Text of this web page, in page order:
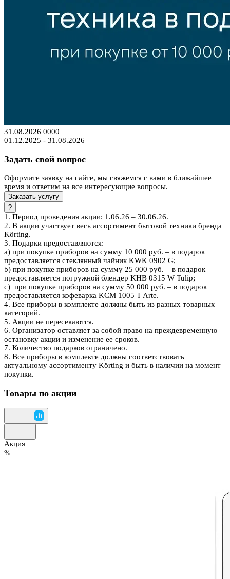
31.08.2026 0000
01.12.2025 - 31.08.2026
Задать свой вопрос
Оформите заявку на сайте, мы свяжемся с вами в ближайшее
время и ответим на все интересующие вопросы.
Заказать услугу
?
1. Период проведения акции: 1.06.26 – 30.06.26.
2. В акции участвует весь ассортимент бытовой техники бренда
Körting.
3. Подарки предоставляются:
a) при покупке приборов на сумму 10 000 руб. – в подарок
предоставляется стеклянный чайник KWK 0902 G;
b) при покупке приборов на сумму 25 000 руб. – в подарок
предоставляется погружной блендер KHB 0315 W Tulip;
с) при покупке приборов на сумму 50 000 руб. – в подарок
предоставляется кофеварка KCM 1005 T Arte.
4. Все приборы в комплекте должны быть из разных товарных
категорий.
5. Акции не пересекаются.
6. Организатор оставляет за собой право на преждевременную
остановку акции и изменение ее сроков.
7. Количество подарков ограничено.
8. Все приборы в комплекте должны соответствовать
актуальному ассортименту Körting и быть в наличии на момент
покупки.
Товары по акции
Акция
%